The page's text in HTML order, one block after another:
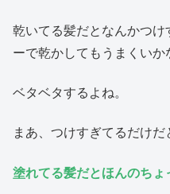
乾いてる髪だとなんかつ
ーで乾かしてもうまくいか
ベタベタするよね。
まあ、つけすぎてるだけだ
塗れてる髪だとほんのちょ